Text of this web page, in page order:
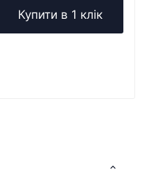
Купити в 1 клік